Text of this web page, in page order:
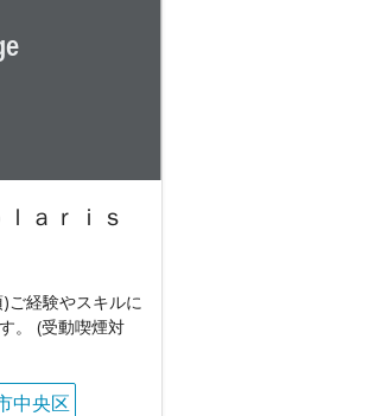
ａｒｉｓ
ご経験やスキルに
。 (受動喫煙対
中央区